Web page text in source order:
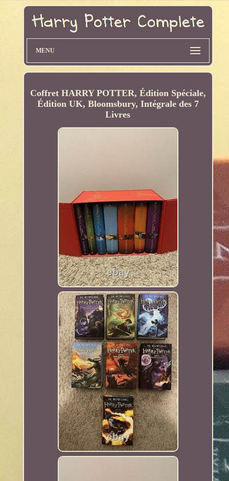
MENU
Coffret HARRY POTTER, Édition Spéciale,
Édition UK, Bloomsbury, Intégrale des 7
Livres